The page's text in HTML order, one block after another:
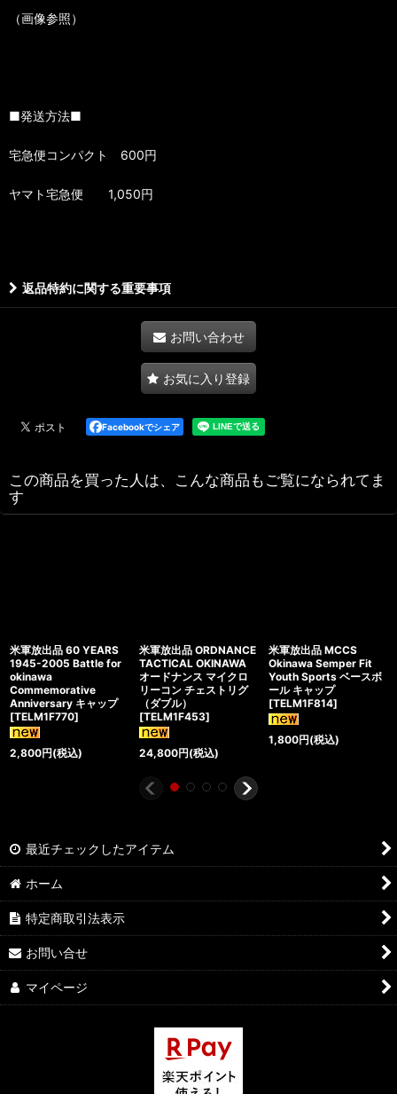
（画像参照）
■発送方法■
宅急便コンパクト 600円
ヤマト宅急便 1,050円
返品特約に関する重要事項
お問い合わせ
お気に入り登録
Facebookでシェア
この商品を買った人は、こんな商品もご覧になられてま
す
米軍放出品 60 YEARS
1945-2005 Battle for
okinawa
Commemorative
Anniversary キャップ
[TELM1F770]
2,800円(税込)
米軍放出品 ORDNANCE
TACTICAL OKINAWA
オードナンス マイクロ
リーコン チェストリグ
（ダブル）
[TELM1F453]
24,800円(税込)
米軍放出品 MCCS
Okinawa Semper Fit
Youth Sports ベースボ
ール キャップ
[TELM1F814]
1,800円(税込)
最近チェックしたアイテム
ホーム
特定商取引法表示
お問い合せ
マイページ